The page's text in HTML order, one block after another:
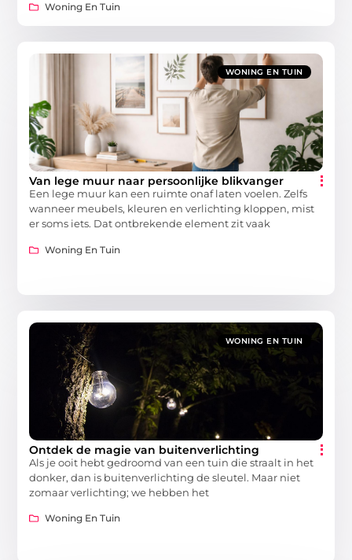
Woning En Tuin
WONING EN TUIN
Van lege muur naar persoonlijke blikvanger
Een lege muur kan een ruimte onaf laten voelen. Zelfs
wanneer meubels, kleuren en verlichting kloppen, mist
er soms iets. Dat ontbrekende element zit vaak
Woning En Tuin
WONING EN TUIN
Ontdek de magie van buitenverlichting
Als je ooit hebt gedroomd van een tuin die straalt in het
donker, dan is buitenverlichting de sleutel. Maar niet
zomaar verlichting; we hebben het
Woning En Tuin